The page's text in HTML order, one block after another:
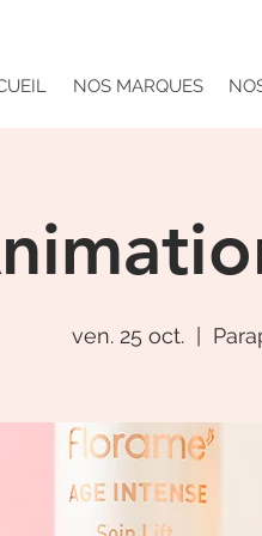
NOS MARQUES
ven. 25 oct.